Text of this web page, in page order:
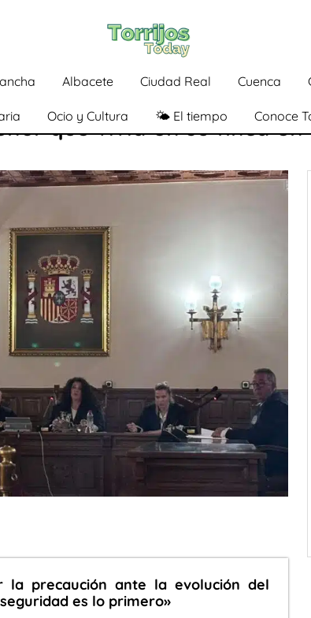
Albacete Ciudad Real Cuenca
Ocio y Cultura 🌤️ El tiempo Conoce
que vivía en su finca en
la precaución ante la evolución del
es lo primero»